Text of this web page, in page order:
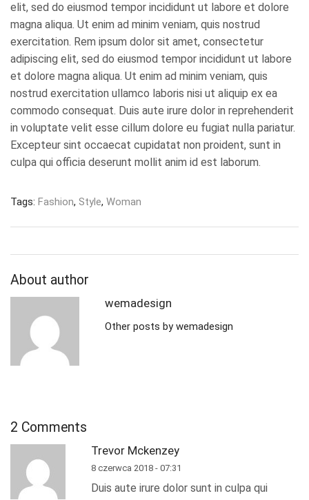
elit, sed do eiusmod tempor incididunt ut labore et dolore
magna aliqua. Ut enim ad minim veniam, quis nostrud
exercitation. Rem ipsum dolor sit amet, consectetur
adipiscing elit, sed do eiusmod tempor incididunt ut labore
et dolore magna aliqua. Ut enim ad minim veniam, quis
nostrud exercitation ullamco laboris nisi ut aliquip ex ea
commodo consequat. Duis aute irure dolor in reprehenderit
in voluptate velit esse cillum dolore eu fugiat nulla pariatur.
Excepteur sint occaecat cupidatat non proident, sunt in
culpa qui officia deserunt mollit anim id est laborum.
Tags: Fashion, Style, Woman
About author
wemadesign
Other posts by wemadesign
2 Comments
Trevor Mckenzey
8 czerwca 2018 - 07:31
Duis aute irure dolor sunt in culpa qui